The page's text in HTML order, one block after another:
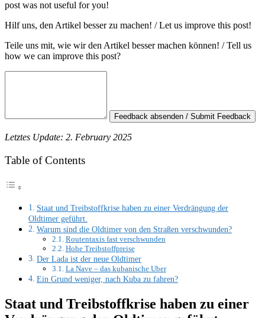
post was not useful for you!
Hilf uns, den Artikel besser zu machen! / Let us improve this post!
Teile uns mit, wie wir den Artikel besser machen können! / Tell us
how we can improve this post?
Feedback absenden / Submit Feedback
Letztes Update: 2. February 2025
Table of Contents
Staat und Treibstoffkrise haben zu einer Verdrängung der
Oldtimer geführt.
Warum sind die Oldtimer von den Straßen verschwunden?
Routentaxis fast verschwunden
Hohe Treibstoffpreise
Der Lada ist der neue Oldtimer
La Nave – das kubanische Uber
Ein Grund weniger, nach Kuba zu fahren?
Staat und Treibstoffkrise haben zu einer